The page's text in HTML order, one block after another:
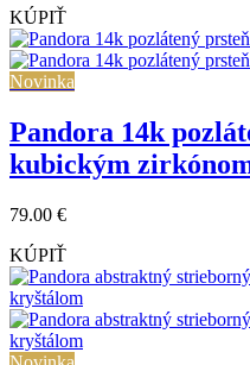
KÚPIŤ
Novinka
Pandora 14k
kubickým
79.00 €
KÚPIŤ